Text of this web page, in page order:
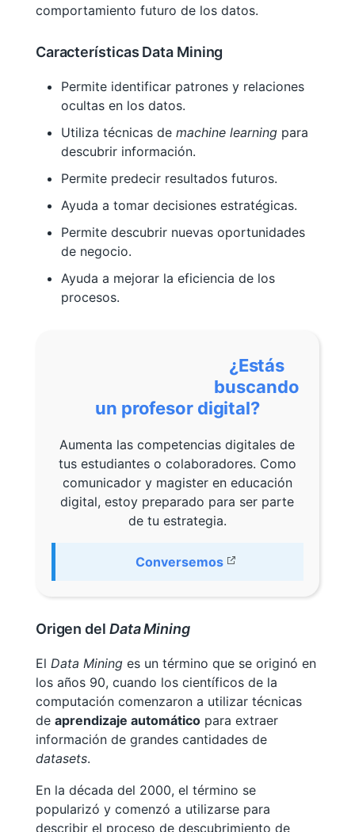
comportamiento futuro de los datos.
Características Data Mining
Permite identificar patrones y relaciones
ocultas en los datos.
Utiliza técnicas de machine learningpara
descubrir información.
Permite predecir resultados futuros.
Ayuda a tomar decisiones estratégicas.
Permite descubrir nuevas oportunidades
de negocio.
Ayuda a mejorar la eficiencia de los
procesos.
¿Estás
buscando
un profesor digital?
Aumenta las competencias digitales de
tus estudiantes o colaboradores. Como
comunicador y magister en educación
digital, estoy preparado para ser parte
de tu estrategia.
Conversemos
Origen del Data Mining
El Data Mininges un término que se originó en
los años 90, cuando los científicos de la
computación comenzaron a utilizar técnicas
de aprendizaje automáticopara extraer
información de grandes cantidades de
datasets.
En la década del 2000, el término se
popularizó y comenzó a utilizarse para
describir el proceso de descubrimiento de